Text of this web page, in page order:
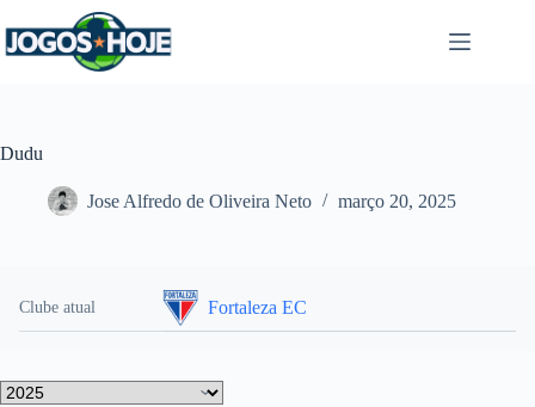
para
o
Dudu
Jose Alfredo de Oliveira Neto março 20, 2025
Clube atual Fortaleza EC